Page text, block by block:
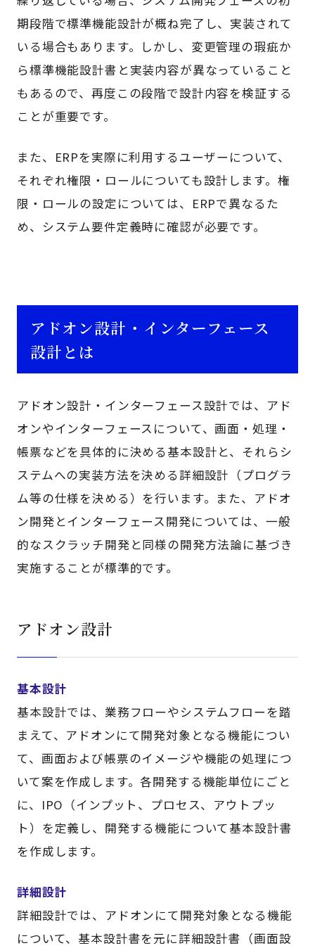
期段階で標準機能設計が概ね完了し、実装されて
いる場合もあります。しかし、変更管理の瑕疵か
ら標準機能設計書と実装内容が異なっていること
もあるので、再度この段階で設計内容を検証する
ことが重要です。
また、ERPを実際に利用するユーザーについて、
それぞれ権限・ロールについても設計します。権
限・ロールの設定については、ERPで異なるた
め、システム要件定義時に確認が必要です。
アドオン設計・インターフェース
設計とは
アドオン設計・インターフェース設計では、アド
オンやインターフェースについて、画面・処理・
帳票などを具体的に決める基本設計と、それらシ
ステムへの実装方法を決める詳細設計（プログラ
ム等の仕様を決める）を行います。また、アドオ
ン開発とインターフェース開発については、一般
的なスクラッチ開発と同様の開発方法論に基づき
実施することが標準的です。
アドオン設計
基本設計
基本設計では、業務フローやシステムフローを踏
まえて、アドオンにて開発対象となる機能につい
て、画面および帳票のイメージや機能の処理につ
いて案を作成します。各開発する機能単位にごと
に、IPO（インプット、プロセス、アウトプッ
ト）を定義し、開発する機能について基本設計書
を作成します。
詳細設計
詳細設計では、アドオンにて開発対象となる機能
について、基本設計書を元に詳細設計書（画面設